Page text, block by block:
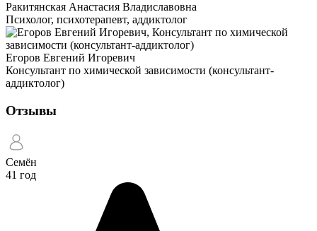
Ракитянская Анастасия Владиславовна
Психолог, психотерапевт, аддиктолог
Егоров Евгений Игоревич
Консультант по химической зависимости (консультант-
аддиктолог)
Отзывы
Семён
41 год